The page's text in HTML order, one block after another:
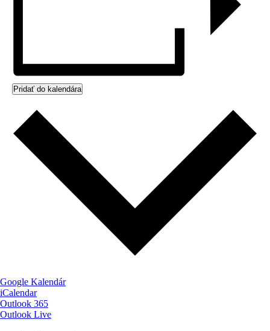
Pridať do kalendára
Google Kalendár
iCalendar
Outlook 365
Outlook Live